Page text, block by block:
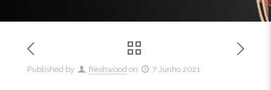
Published by freshwood on 7 Junho 2021